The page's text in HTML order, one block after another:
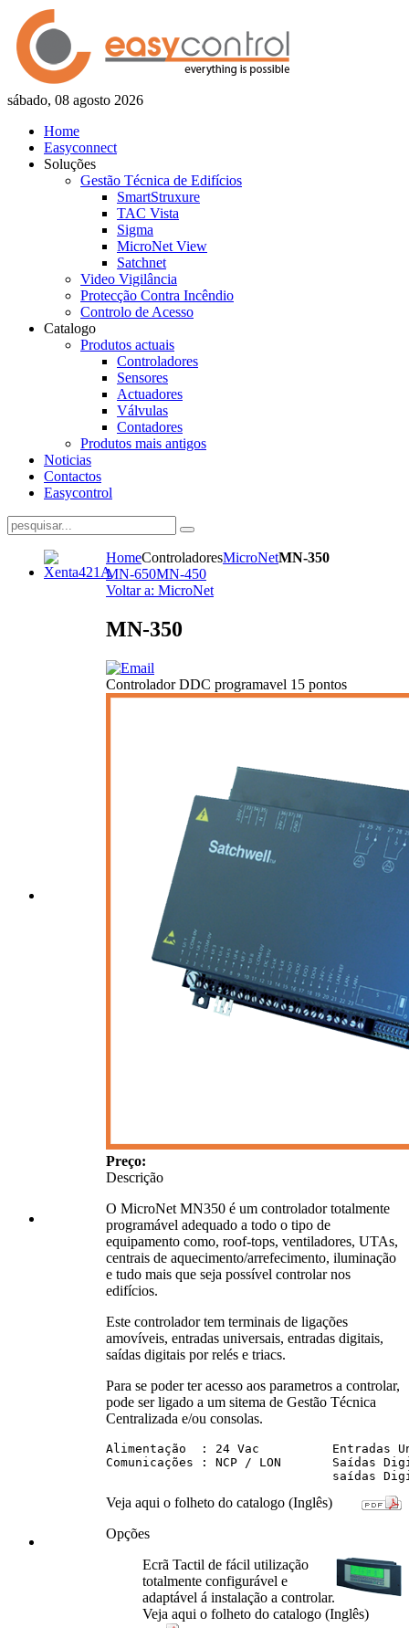
sábado, 08 agosto 2026
Home
Easyconnect
Soluções
Gestão Técnica de Edifícios
SmartStruxure
TAC Vista
Sigma
MicroNet View
Satchnet
Video Vigilância
Protecção Contra Incêndio
Controlo de Acesso
Catalogo
Produtos actuais
Controladores
Sensores
Actuadores
Válvulas
Contadores
Produtos mais antigos
Noticias
Contactos
Easycontrol
HomeControladoresMicroNetMN-350
MN-650MN-450
Voltar a: MicroNet
MN-350
Controlador DDC programavel 15 pontos
Preço:
Descrição
O MicroNet MN350 é um controlador totalmente
programável adequado a todo o tipo de
equipamento como, roof-tops, ventiladores, UTAs,
centrais de aquecimento/arrefecimento, iluminação
e tudo mais que seja possível controlar nos
edifícios.
Este controlador tem terminais de ligações
amovíveis, entradas universais, entradas digitais,
saídas digitais por relés e triacs.
Para se poder ter acesso aos parametros a controlar,
pode ser ligado a um sitema de Gestão Técnica
Centralizada e/ou consolas.
Alimentação  : 24 Vac
Comunicações : NCP / LON       Saídas
Veja aqui o folheto do catalogo (Inglês)
Opções
Ecrã Tactil de fácil utilização
totalmente configurável e
adaptável á instalação a controlar.
Veja aqui o folheto do catalogo (Inglês)